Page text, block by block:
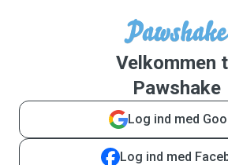
Velkommen
Pawshake
Log ind med
Log ind med